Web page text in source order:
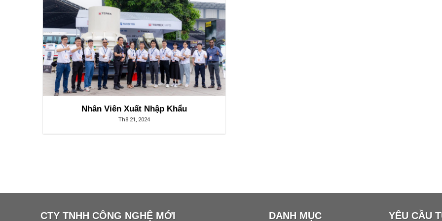
Nhân Viên Xuất Nhập Khẩu
Th8 21, 2024
CTY TNHH CÔNG NGHỆ MỚI DANH MỤC YÊU CẦU